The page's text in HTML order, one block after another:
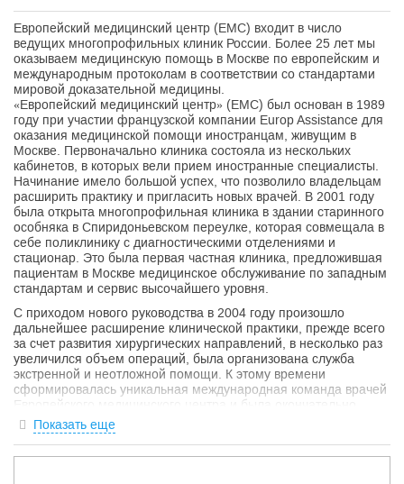
Европейский медицинский центр (EMC) входит в число
ведущих многопрофильных клиник России. Более 25 лет мы
оказываем медицинскую помощь в Москве по европейским и
международным протоколам в соответствии со стандартами
мировой доказательной медицины.
«Европейский медицинский центр» (EMC) был основан в 1989
году при участии французской компании Europ Assistance для
оказания медицинской помощи иностранцам, живущим в
Москве. Первоначально клиника состояла из нескольких
кабинетов, в которых вели прием иностранные специалисты.
Начинание имело большой успех, что позволило владельцам
расширить практику и пригласить новых врачей. В 2001 году
была открыта многопрофильная клиника в здании старинного
особняка в Спиридоньевском переулке, которая совмещала в
себе поликлинику с диагностическими отделениями и
стационар. Это была первая частная клиника, предложившая
пациентам в Москве медицинское обслуживание по западным
стандартам и сервис высочайшего уровня.
С приходом нового руководства в 2004 году произошло
дальнейшее расширение клинической практики, прежде всего
за счет развития хирургических направлений, в несколько раз
увеличился объем операций, была организована служба
экстренной и неотложной помощи. К этому времени
сформировалась уникальная международная команда врачей
Европейского медицинского центра и была окончательно
сформулирована стратегия, направленная на развитие
академических компетенций, внедрение высокотехнологичных
Показать еще